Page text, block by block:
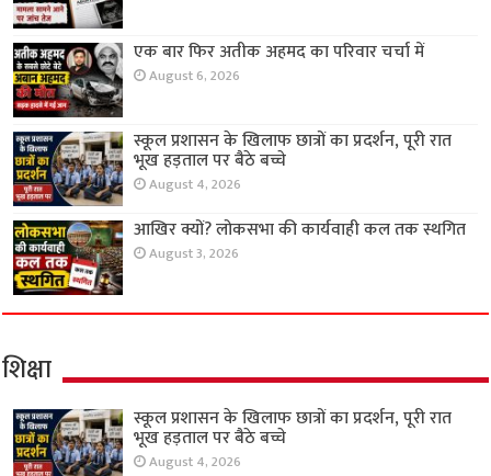
एक बार फिर अतीक अहमद का परिवार चर्चा में
August 6, 2026
स्कूल प्रशासन के खिलाफ छात्रों का प्रदर्शन, पूरी रात
भूख हड़ताल पर बैठे बच्चे
August 4, 2026
आखिर क्यों? लोकसभा की कार्यवाही कल तक स्थगित
August 3, 2026
शिक्षा
स्कूल प्रशासन के खिलाफ छात्रों का प्रदर्शन, पूरी रात
भूख हड़ताल पर बैठे बच्चे
August 4, 2026